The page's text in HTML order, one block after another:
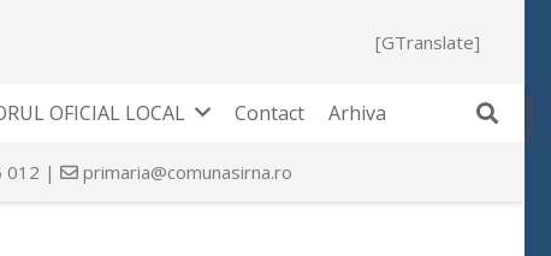
[GTranslate]
OFICIAL LOCAL Contact Arhiva
012 | primaria@comunasirna.ro